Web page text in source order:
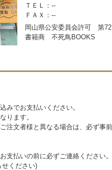
ＴＥＬ：--
ＦＡＸ：--
岡山県公安委員会許可 第
書籍商 不死鳥BOOKS
みでお支払いください。
ります。
注文者様と異なる場合は、必ず事
支払いの前に必ずご連絡ください。
せください)